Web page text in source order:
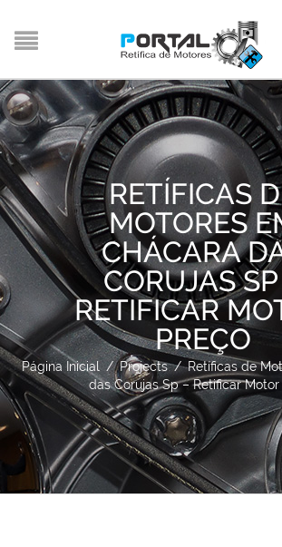
RETÍFICAS
MOTORES
CHÁCARA
CORUJAS
RETIFICAR
PREÇO
Página Inicial / Projects / Retíficas de
das Corujas Sp – Retificar